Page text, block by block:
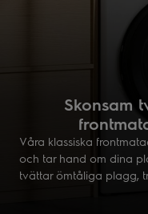
Skonsam
Våra klassiska
och tar hand om dina
tvättar ömtåliga plagg,